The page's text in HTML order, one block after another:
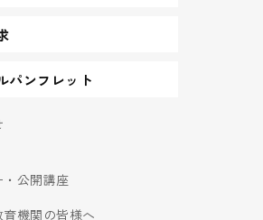
パンフレット
公開講座
機関の皆様へ